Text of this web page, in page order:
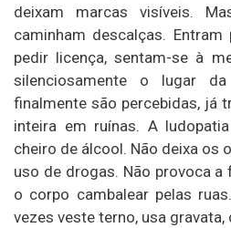
deixam marcas visíveis.
caminham descalças.
pedir licença, sentam-se à
silenciosamente o lugar
finalmente são percebidas, já
inteira em ruínas. A
cheiro de álcool. Não deixa os
uso de drogas. Não provoca
o corpo cambalear pelas
vezes veste terno, usa gravata,